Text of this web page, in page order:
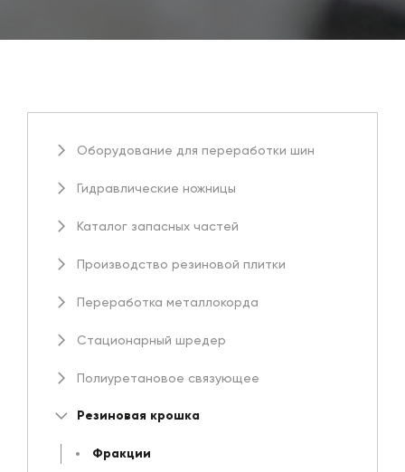
Оборудование для переработки шин
Гидравлические ножницы
Каталог запасных частей
Производство резиновой плитки
Переработка металлокорда
Стационарный шредер
Полиуретановое связующее
Резиновая крошка
Фракции